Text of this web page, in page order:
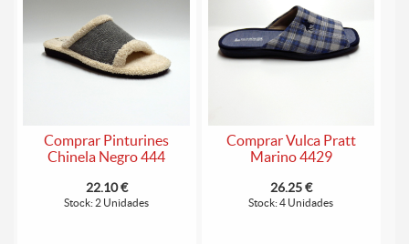
Comprar Pinturines
Chinela Negro 444
22.10 €
Stock: 2 Unidades
Comprar Vulca Pratt
Marino 4429
26.25 €
Stock: 4 Unidades